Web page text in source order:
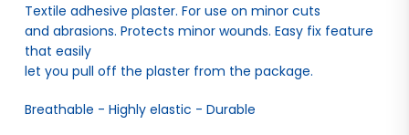
Textile adhesive plaster. For use on minor cuts
and abrasions. Protects minor wounds. Easy fix feature
that easily
let you pull off the plaster from the package.
Breathable - Highly elastic - Durable